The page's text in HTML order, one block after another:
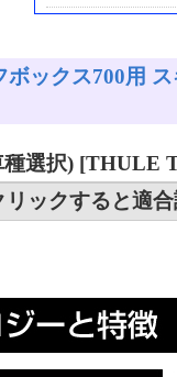
ックス700用
選択) [THULE
ックすると適